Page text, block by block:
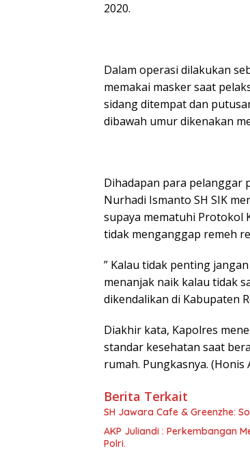
2020.
Dalam operasi dilakukan
memakai masker saat
sidang ditempat dan
dibawah umur dikenakan
Dihadapan para pelanggar
Nurhadi Ismanto SH SIK
supaya mematuhi Protokol
tidak menganggap remeh
” Kalau tidak penting
menanjak naik kalau tidak
dikendalikan di Kabupaten
Diakhir kata, Kapolres
standar kesehatan saat
rumah. Pungkasnya. (Honis
Berita Terkait
SH Jawara Cafe & Greenzhe:
AKP Juliandi : Perkembangan
Polri.